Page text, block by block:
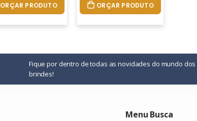
ORÇAR PRODUTO ORÇAR PRODUTO
Fique por dentro de todas as novidades do mundo dos
brindes!
Menu Busca